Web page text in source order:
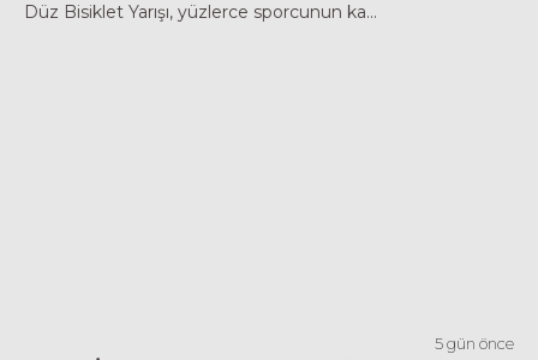
Düz Bisiklet Yarışı, yüzlerce sporcunun ka...
5 gün önce